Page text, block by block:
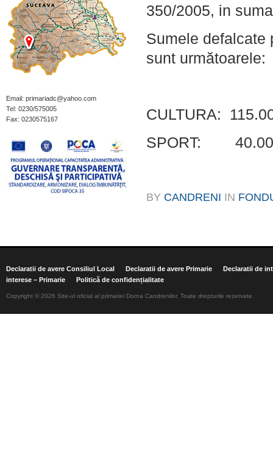
Email: primariadc@yahoo.com
Tel: 0230/575005
Fax: 0230575167
350/2005, in
Sumele defalcate
sunt următoarele:
CULTURA:
SPORT:
BY CANDRENI IN
Declaratii de avere Consiliul Local Declaratii de avere Primarie
Declaratii de
interese – Primarie
Politică de confidențialitate
Copyright © 2026 Site-ul oficial al primariei Dorna Candrenilor. Toate drepturile rezervate.